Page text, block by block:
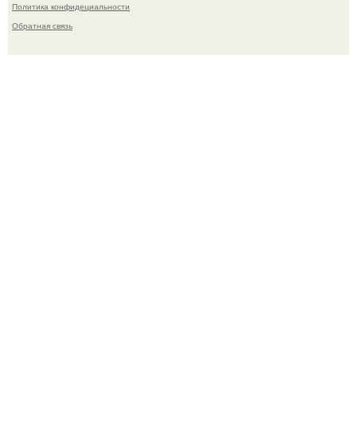
Политика конфидециальности
Обратная связь